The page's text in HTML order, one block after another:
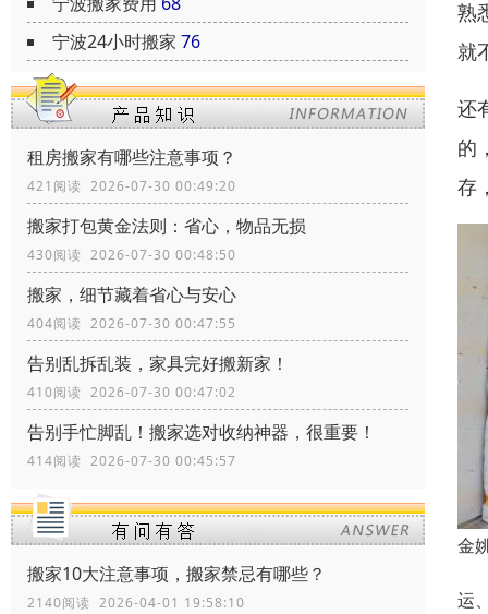
宁波24小时搬家 76
租房搬家有哪些注意事项？
421阅读 2026-07-30 00:49:20
搬家打包黄金法则：省心，物品无损
430阅读 2026-07-30 00:48:50
搬家，细节藏着省心与安心
404阅读 2026-07-30 00:47:55
告别乱拆乱装，家具完好搬新家！
410阅读 2026-07-30 00:47:02
告别手忙脚乱！搬家选对收纳神器，很重要！
414阅读 2026-07-30 00:45:57
搬家10大注意事项，搬家禁忌有哪些？
2140阅读 2026-04-01 19:58:10
熟
就
还
的
存
金
运